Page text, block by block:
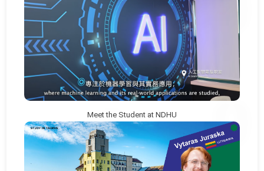
Meet the Student at NDHU